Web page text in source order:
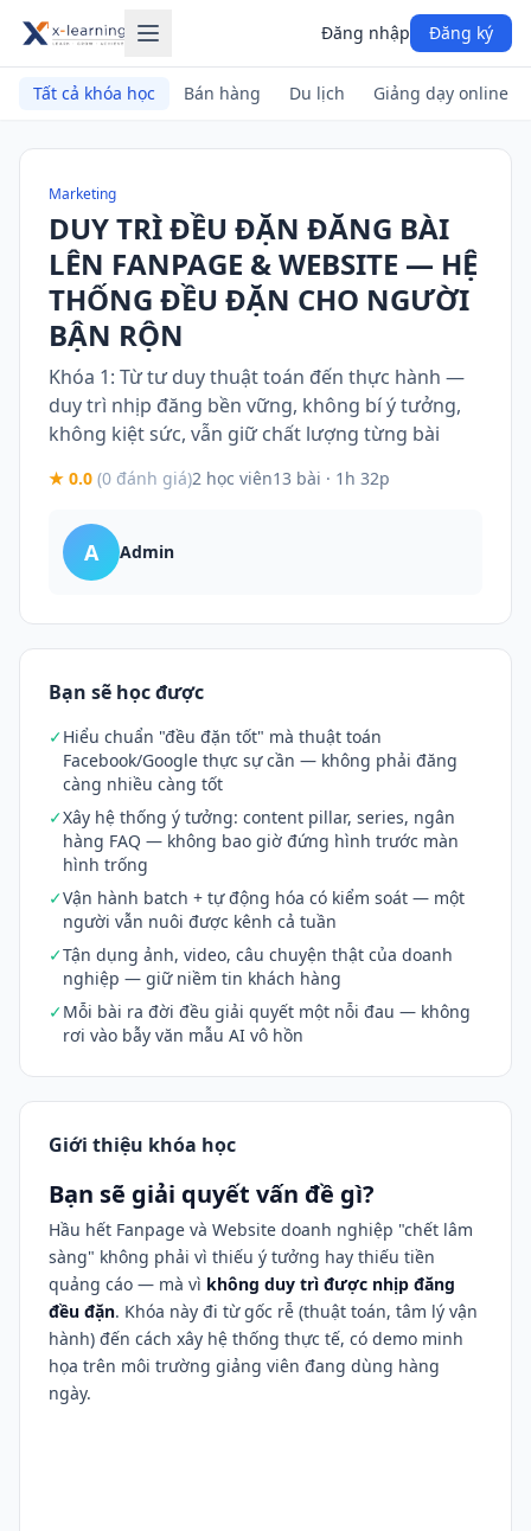
Đăng nhập Đăng ký
Tất cả khóa học Bán hàng Du lịch Giảng dạy online
Marketing
DUY TRÌ ĐỀU ĐẶN ĐĂNG BÀI
LÊN FANPAGE & WEBSITE — HỆ
THỐNG ĐỀU ĐẶN CHO NGƯỜI
BẬN RỘN
Khóa 1: Từ tư duy thuật toán đến thực hành —
duy trì nhịp đăng bền vững, không bí ý tưởng,
không kiệt sức, vẫn giữ chất lượng từng bài
★ 0.0 (0 đánh giá)2 học viên13 bài · 1h 32p
A Admin
Bạn sẽ học được
✓Hiểu chuẩn "đều đặn tốt" mà thuật toán
Facebook/Google thực sự cần — không phải đăng
càng nhiều càng tốt
✓Xây hệ thống ý tưởng: content pillar, series, ngân
hàng FAQ — không bao giờ đứng hình trước màn
hình trống
✓Vận hành batch + tự động hóa có kiểm soát — một
người vẫn nuôi được kênh cả tuần
✓Tận dụng ảnh, video, câu chuyện thật của doanh
nghiệp — giữ niềm tin khách hàng
✓Mỗi bài ra đời đều giải quyết một nỗi đau — không
rơi vào bẫy văn mẫu AI vô hồn
Giới thiệu khóa học
Bạn sẽ giải quyết vấn đề gì?
Hầu hết Fanpage và Website doanh nghiệp "chết lâm
sàng" không phải vì thiếu ý tưởng hay thiếu tiền
quảng cáo — mà vì không duy trì được nhịp đăng
đều đặn. Khóa này đi từ gốc rễ (thuật toán, tâm lý vận
hành) đến cách xây hệ thống thực tế, có demo minh
họa trên môi trường giảng viên đang dùng hàng
ngày.